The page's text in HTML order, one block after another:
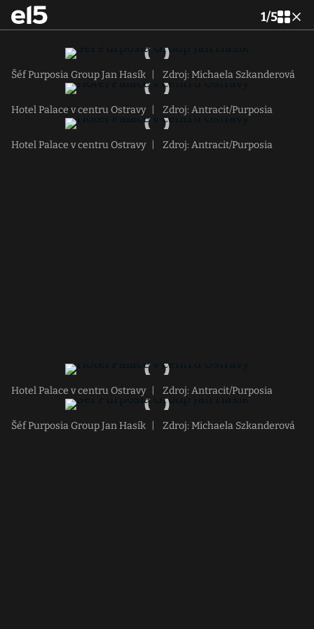
1/5
Šéf Purposia Group Jan Hasík Zdroj: Michaela Szkanderová
Hotel Palace v centru Ostravy Zdroj: Antracit/Purposia
Hotel Palace v centru Ostravy Zdroj: Antracit/Purposia
Hotel Palace v centru Ostravy Zdroj: Antracit/Purposia
Šéf Purposia Group Jan Hasík Zdroj: Michaela Szkanderová